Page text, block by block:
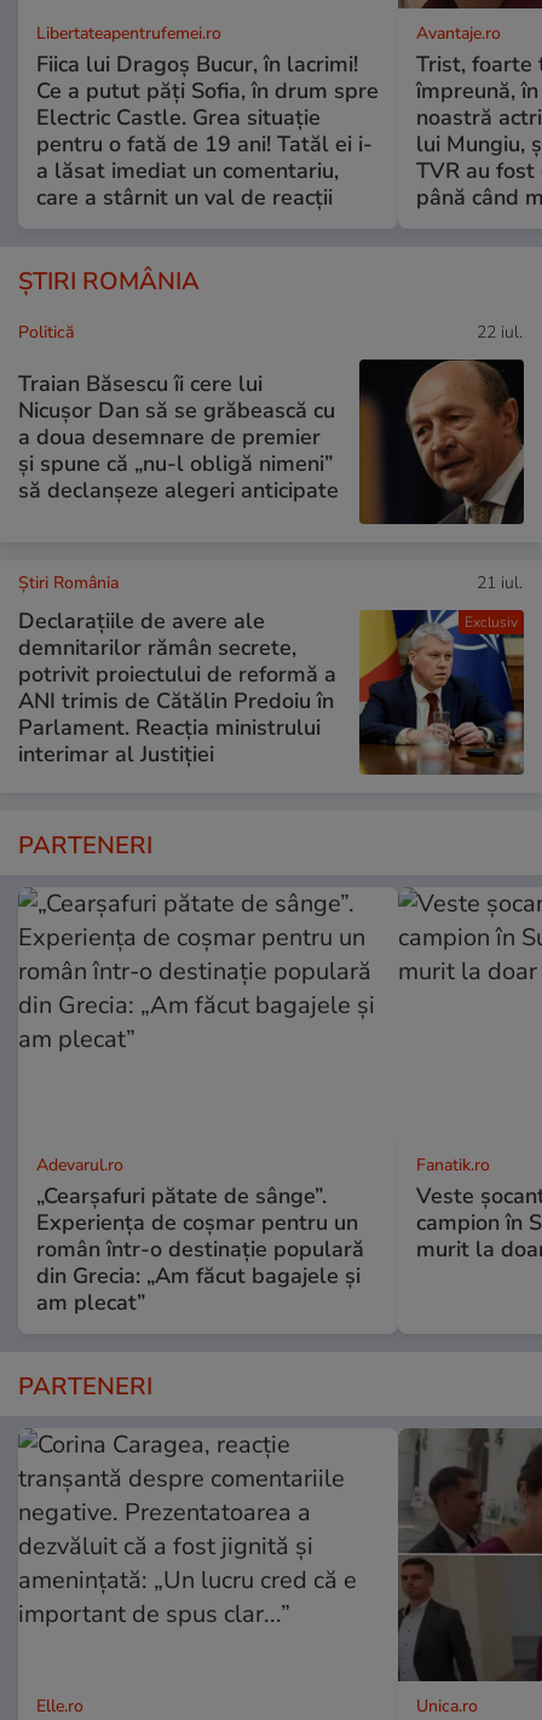
Libertateapentrufemei.ro
Fiica lui Dragoș Bucur, în lacrimi!
Ce a putut păți Sofia, în drum spre
Electric Castle. Grea situație
pentru o fată de 19 ani! Tatăl ei i-
a lăsat imediat un comentariu,
care a stârnit un val de reacții
Avantaje.ro
Trist, foarte
împreună,
noastră
lui Mungiu,
TVR au
până când
ȘTIRI ROMÂNIA
Politică 22 iul.
Traian Băsescu îi cere lui
Nicușor Dan să se grăbească cu
a doua desemnare de premier
și spune că „nu-l obligă nimeni”
să declanșeze alegeri anticipate
Exclusiv
Știri România 21 iul.
Declarațiile de avere ale
demnitarilor rămân secrete,
potrivit proiectului de reformă a
ANI trimis de Cătălin Predoiu în
Parlament. Reacția ministrului
interimar al Justiției
PARTENERI
Adevarul.ro
„Cearșafuri pătate de sânge”.
Experiența de coșmar pentru un
român într-o destinație populară
din Grecia: „Am făcut bagajele și
am plecat”
Fanatik.ro
Veste
campion în
murit la
PARTENERI
Elle.ro Unica.ro